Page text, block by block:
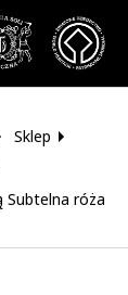
okno
Sklep
Subtelna róża